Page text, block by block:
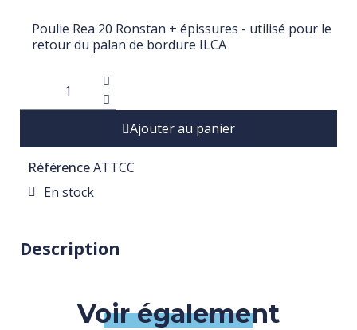
Poulie Rea 20 Ronstan + épissures - utilisé pour le
retour du palan de bordure ILCA
Ajouter au panier
RéférenceATTCC
En stock
Description
Voir également